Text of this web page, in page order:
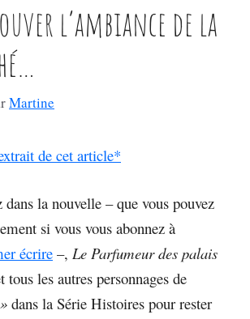
l’ambiance de la
Martine
de cet article*
la nouvelle – que vous pouvez
si vous vous abonnez à
écrire –, Le Parfumeur des palais
tous les autres personnages de
dans la Série Histoires pour rester